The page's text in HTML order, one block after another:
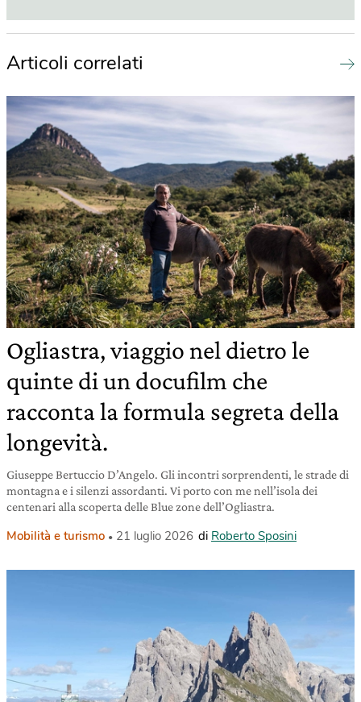
Articoli correlati
Ogliastra, viaggio nel dietro le
quinte di un docufilm che
racconta la formula segreta della
longevità.
Giuseppe Bertuccio D’Angelo. Gli incontri sorprendenti, le strade di
montagna e i silenzi assordanti. Vi porto con me nell’isola dei
centenari alla scoperta delle Blue zone dell’Ogliastra.
Mobilità e turismo 21 luglio 2026 di Roberto Sposini